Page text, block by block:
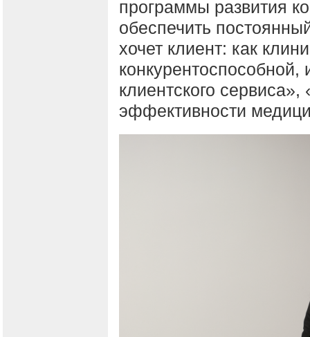
программы развития
обеспечить
хочет клиент: как
конкурентоспособной,
клиентского
эффективности